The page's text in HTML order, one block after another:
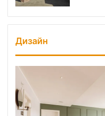
Дизайн